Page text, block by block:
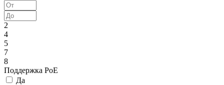
2
4
5
7
8
Поддержка PoE
Да